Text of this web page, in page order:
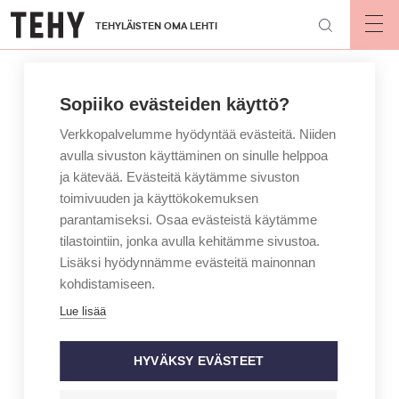
Hyppää
pääsisältöön
TEHYLÄISTEN OMA LEHTI
ARTIKKELIKATEGORIA
PUHEENJOHTAJALTA
KIRJOITTAJA
MILLARIIKKA RYTKÖNEN
Sopiiko evästeiden käyttö?
Verkkopalvelumme hyödyntää evästeitä. Niiden
avulla sivuston käyttäminen on sinulle helppoa
ja kätevää. Evästeitä käytämme sivuston
toimivuuden ja käyttökokemuksen
parantamiseksi. Osaa evästeistä käytämme
tilastointiin, jonka avulla kehitämme sivustoa.
Lisäksi hyödynnämme evästeitä mainonnan
kohdistamiseen.
Lue lisää
HYVÄKSY EVÄSTEET